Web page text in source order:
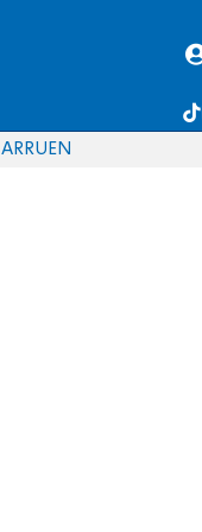
EN
RU
AR